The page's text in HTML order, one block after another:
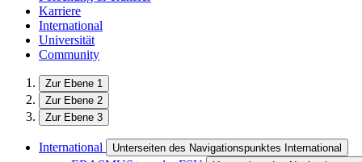
Karriere
International
Universität
Community
Zur Ebene 1
Zur Ebene 2
Zur Ebene 3
International Unterseiten des Navigationspunktes International